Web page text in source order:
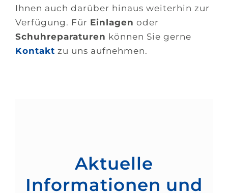
Ihnen auch darüber hinaus weiterhin zur
Verfügung. Für Einlagen oder
Schuhreparaturen können Sie gerne
Kontakt zu uns aufnehmen.
Aktuelle
Informationen und